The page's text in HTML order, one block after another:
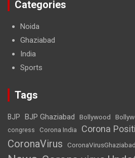
Categories
Noida
Ghaziabad
India
Sports
Tags
BJP BJP Ghaziabad Bollywood
congress Corona India Corona
CoronaVirus CoronaVirusGhaziabad